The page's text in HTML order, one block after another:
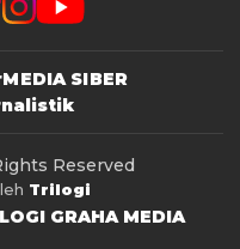
MEDIA SIBER
Reserved
Trilogi
GRAHA MEDIA